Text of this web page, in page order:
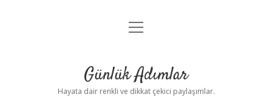
Anasayfa
Yasal Uyarı
menüyü
Günlük Adımlar
Hayata dair renkli ve dikkat çekici paylaşımlar.